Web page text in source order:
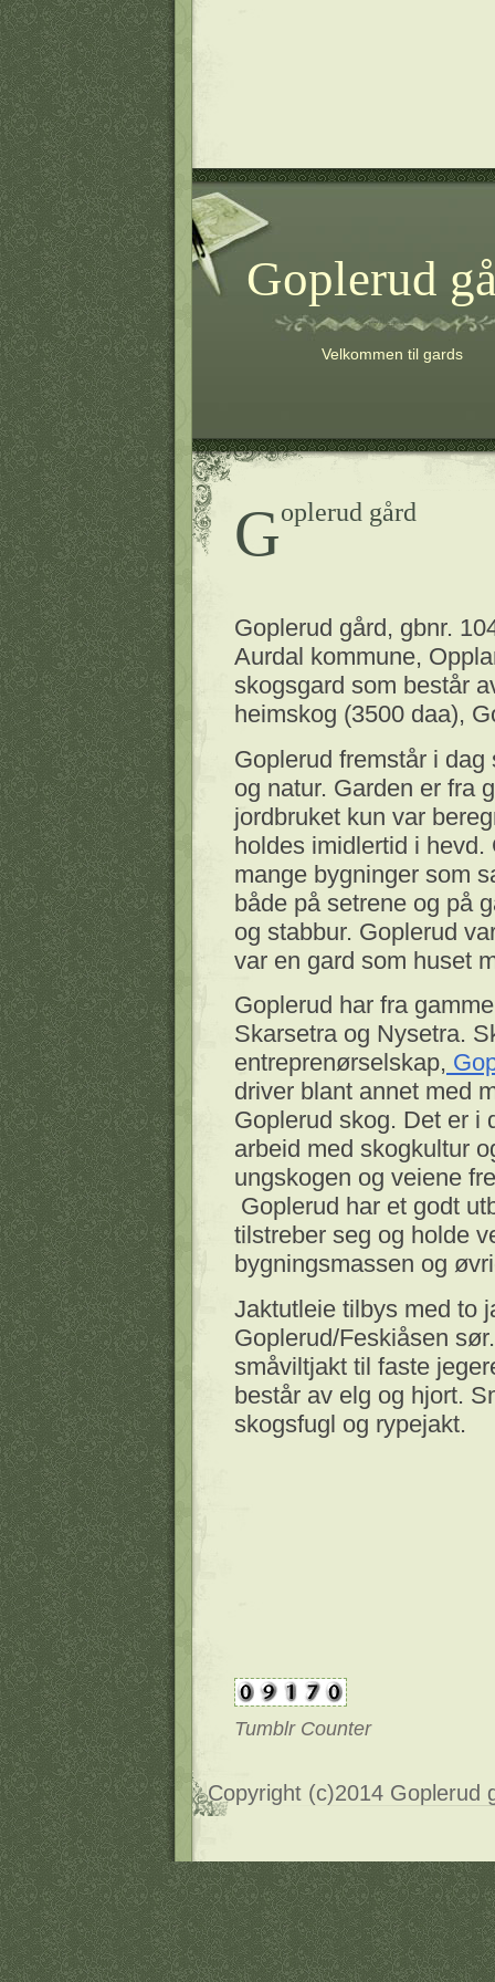
Goplerud
Velkommen til gards
Goplerud gård
Goplerud gård, gbnr.
Aurdal kommune,
skogsgard som består
heimskog (3500 daa),
Goplerud fremstår i
og natur. Garden er fra
jordbruket kun var
holdes imidlertid i
mange bygninger som
både på setrene og på
og stabbur. Goplerud
var en gard som huset
Goplerud har fra
Skarsetra og Nysetra.
entreprenørselskap,
driver blant annet med
Goplerud skog. Det er i
arbeid med skogkultur
ungskogen og veiene
Goplerud har et godt
tilstreber seg og holde
bygningsmassen og
Jaktutleie tilbys med to
Goplerud/Feskiåsen
småviltjakt til faste
består av elg og hjort.
skogsfugl og rypejakt.
Tumblr Counter
Copyright (c)2014 Goplerud